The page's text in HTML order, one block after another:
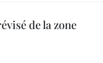
de la zone